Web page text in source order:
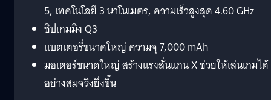
5, เทคโนโลยี 3 นาโนเมตร, ความเร็วสูงสุด 4.60 GHz
ชิปเกมมิง Q3
แบตเตอรี่ขนาดใหญ่ ความจุ 7,000 mAh
มอเตอร์ขนาดใหญ่ สร้างแรงสั่นแกน X ช่วยให้เล่นเกมได้
อย่างสมจริงยิ่งขึ้น